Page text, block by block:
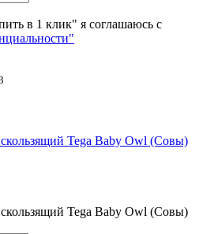
в 1 клик" я соглашаюсь с
Tega Baby Owl (Совы)
Tega Baby Owl (Совы)